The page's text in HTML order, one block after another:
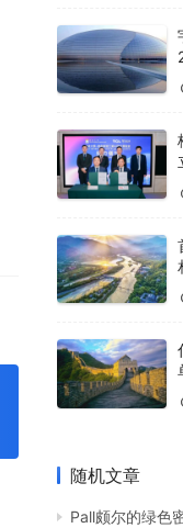
随机文章
Pall颇尔的绿色